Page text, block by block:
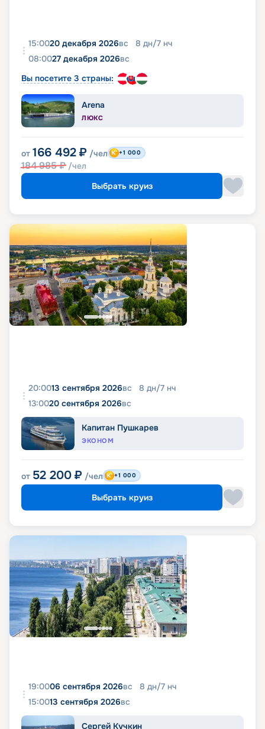
15:0020 декабря 2026вс 8 дн/7 нч
08:0027 декабря 2026вс
Вы посетите 3 страны:
Arena
ЛЮКС
от 166 492 ₽ /чел
184 985₽ /чел
+1 000
Выбрать круиз
20:0013 сентября 2026вс 8 дн/7 нч
13:0020 сентября 2026вс
Капитан Пушкарев
ЭКОНОМ
от 52 200 ₽ /чел +1 000
Выбрать круиз
19:0006 сентября 2026вс 8 дн/7 нч
15:0013 сентября 2026вс
Сергей Кучкин